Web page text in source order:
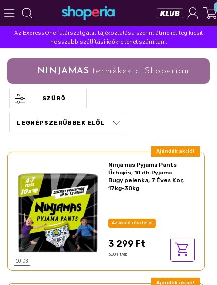
Népszerű kategóriák
Szépségápolás Élelmiszer Mosás Mosogatás
Takarítás Baba-mama Háztartás
Népszerű márkák
Pampers Lenor
Az ExpressOne futárszolgálat tájékoztatása szerint átmenetileg kicsit
hosszabb szállítási időkre lehet számítani.
NINJAMAS termékek a Shoperián
SZŰRŐ
Ajándék akció!
10 DB
Ninjamas Pyjama Pants
Űrhajós, 10 db Pyjama
Bugyipelenka, 7 Éves Kor,
17kg-30kg
Az akció részletei
3 299 Ft
330 Ft/db
Ajándék akció!